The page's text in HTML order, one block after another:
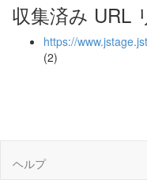
収集済み URL
https://
(2)
ヘルプ